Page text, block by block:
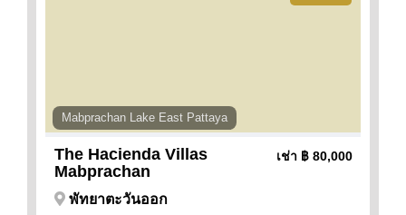
Mabprachan Lake East Pattaya
The Hacienda Villas
Mabprachan
เช่า ฿ 80,000
พัทยาตะวันออก